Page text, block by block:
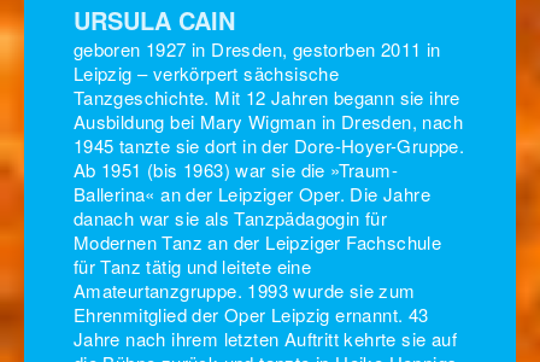
URSULA CAIN
geboren 1927 in Dresden, gestorben 2011 in
Leipzig – verkörpert sächsische
Tanzgeschichte. Mit 12 Jahren begann sie ihre
Ausbildung bei Mary Wigman in Dresden, nach
1945 tanzte sie dort in der Dore-Hoyer-Gruppe.
Ab 1951 (bis 1963) war sie die »Traum-
Ballerina« an der Leipziger Oper. Die Jahre
danach war sie als Tanzpädagogin für
Modernen Tanz an der Leipziger Fachschule
für Tanz tätig und leitete eine
Amateurtanzgruppe. 1993 wurde sie zum
Ehrenmitglied der Oper Leipzig ernannt. 43
Jahre nach ihrem letzten Auftritt kehrte sie auf